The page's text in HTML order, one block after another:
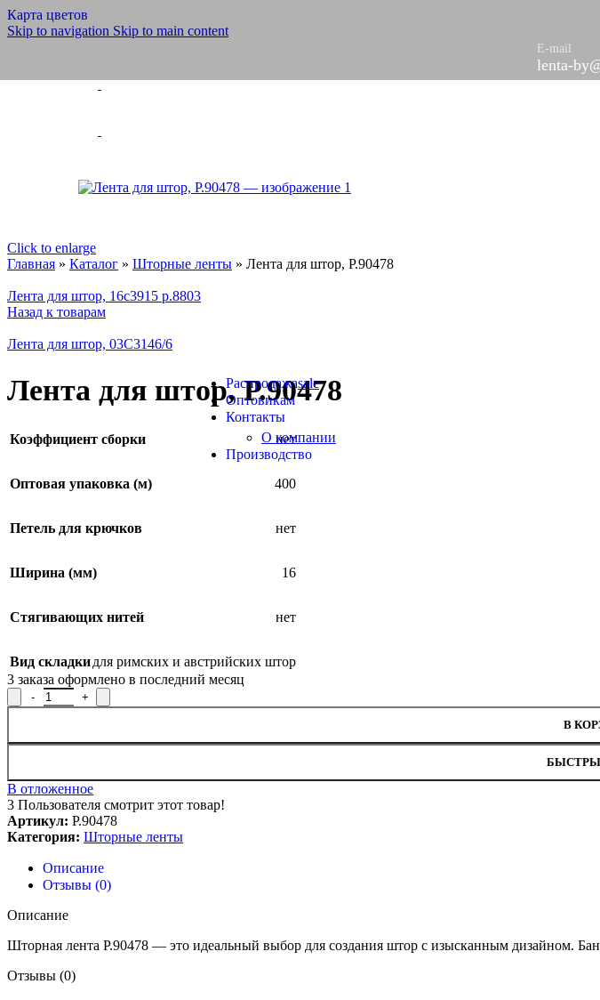
Карта цветов
Skip to navigation Skip to main content
E-mail
lenta-
Шнуры
Шторные ленты
Медицинские товары
Распродажаsale
Оптовикам
Контакты
О компании
Производство
Click to enlarge
Главная » Каталог » Шторные ленты » Лента для штор, Р.90478
Лента для штор, 16с3915 р.8803
Назад к товарам
Лента для штор, 03С3146/6
Лента для штор, Р.90478
Коэффициент сборки нет
Оптовая упаковка (м) 400
Петель для крючков нет
Ширина (мм) 16
Стягивающих нитей нет
Вид складкидля римских и австрийских штор
3 заказа оформлено в последний месяц
Количество товара Лента для штор, Р.90478
В
В отложенное
3 Пользователя смотрит этот товар!
Артикул: Р.90478
Категория: Шторные ленты
Описание
Отзывы (0)
Описание
Шторная лента Р.90478 — это идеальный выбор для создания штор с изысканным дизайном.
Отзывы (0)